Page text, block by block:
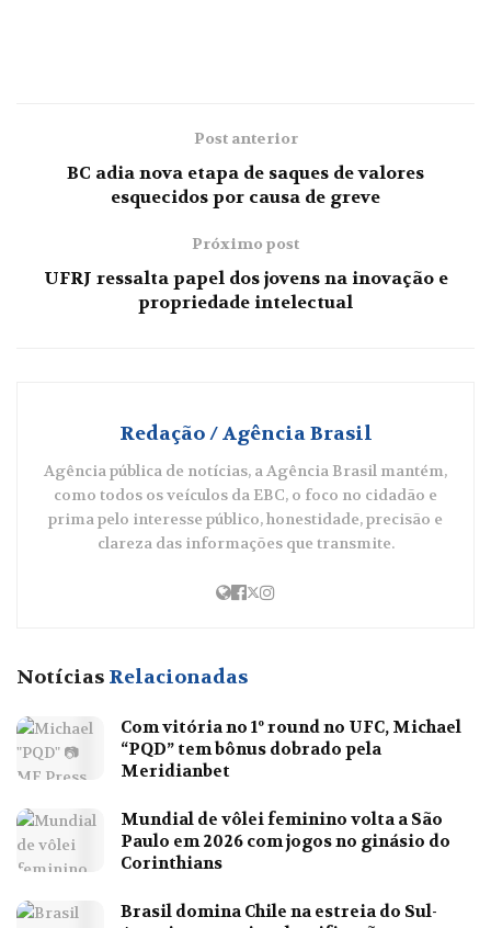
Post anterior
BC adia nova etapa de saques de valores
esquecidos por causa de greve
Próximo post
UFRJ ressalta papel dos jovens na inovação e
propriedade intelectual
Redação / Agência Brasil
Agência pública de notícias, a Agência Brasil mantém,
como todos os veículos da EBC, o foco no cidadão e
prima pelo interesse público, honestidade, precisão e
clareza das informações que transmite.
Notícias Relacionadas
Com vitória no 1º round no UFC, Michael
“PQD” tem bônus dobrado pela
Meridianbet
Mundial de vôlei feminino volta a São
Paulo em 2026 com jogos no ginásio do
Corinthians
Brasil domina Chile na estreia do Sul-